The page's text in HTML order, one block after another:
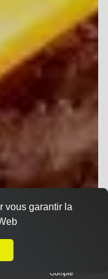
Compte
vous garantir la